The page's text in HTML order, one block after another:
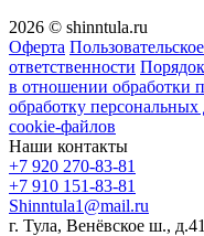
2026 © shinntula.ru
Оферта
ответственности
в отношении обработки
обработку
cookie-файлов
Наши контакты
+7 920 270-83-81
+7 910 151-83-81
Shinntula1@mail.ru
г. Тула, Венёвское ш.,